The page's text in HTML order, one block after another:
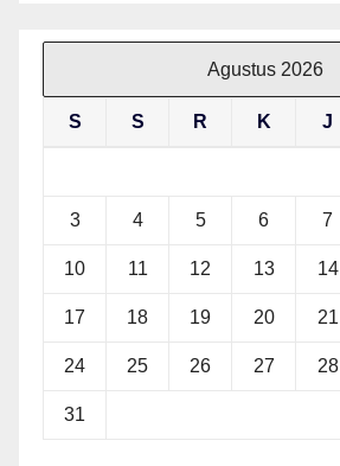
Agustus 2026
S S R K J
3 4 5 6 7
10 11 12 13 14
17 18 19 20 21
24 25 26 27 28
31